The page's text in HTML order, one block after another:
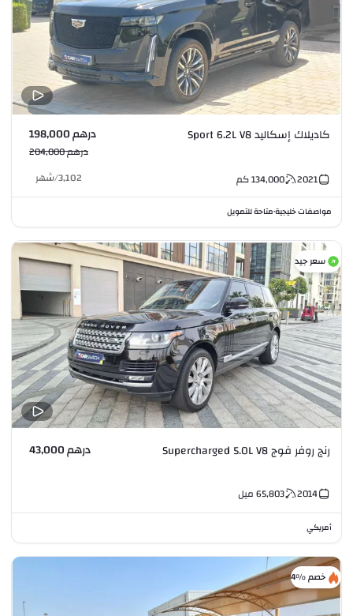
كاديلاك إسكاليد Sport 6.2L V8 درهم 198,000
درهم 204,000
2021
134,000كم 3,102
/شهر
مواصفات خليجية•متاحة للتمويل
سعر جيد
رنج روفر فوج Supercharged 5.0L V8 درهم 43,000
2014
65,803 ميل
أمريكي
خصم %4